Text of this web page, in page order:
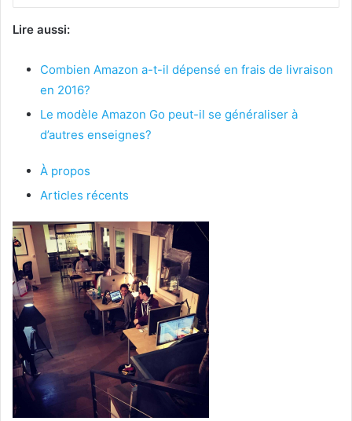
Lire aussi:
Combien Amazon a-t-il dépensé en frais de livraison
en 2016?
Le modèle Amazon Go peut-il se généraliser à
d’autres enseignes?
À propos
Articles récents